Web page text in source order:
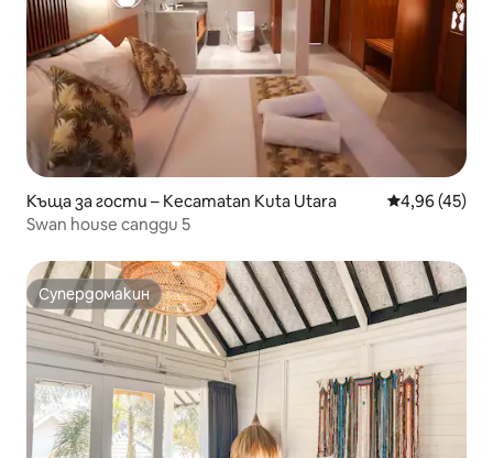
Къща за гости – Kecamatan Kuta Utara Средна
4,96 (45)
Swan house canggu 5
Супердомакин
Супердомакин